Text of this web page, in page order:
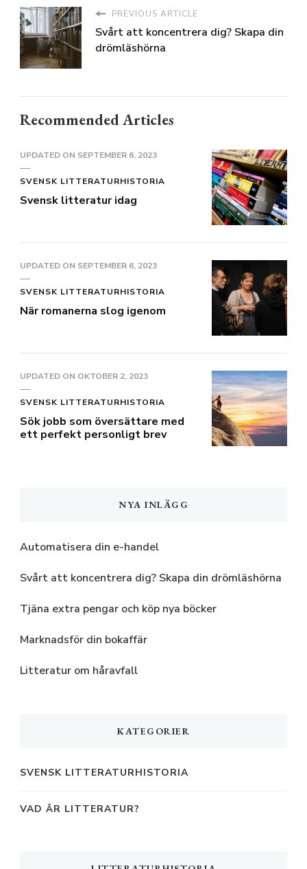
PREVIOUS ARTICLE
Svårt att koncentrera dig? Skapa din
drömläshörna
Recommended Articles
UPDATED ON SEPTEMBER 6, 2023
SVENSK LITTERATURHISTORIA
Svensk litteratur idag
UPDATED ON SEPTEMBER 6, 2023
SVENSK LITTERATURHISTORIA
När romanerna slog igenom
UPDATED ON OKTOBER 2, 2023
SVENSK LITTERATURHISTORIA
Sök jobb som översättare med
ett perfekt personligt brev
NYA INLÄGG
Automatisera din e-handel
Svårt att koncentrera dig? Skapa din drömläshörna
Tjäna extra pengar och köp nya böcker
Marknadsför din bokaffär
Litteratur om håravfall
KATEGORIER
SVENSK LITTERATURHISTORIA
VAD ÄR LITTERATUR?